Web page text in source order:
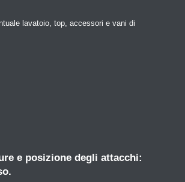
lavatoio, top, accessori e vani di
e posizione degli attacchi: